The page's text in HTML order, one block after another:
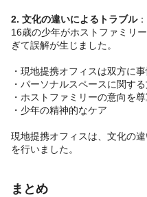
2. 文化の違いによるトラブル
16歳の少年がホストファミリ
ぎて誤解が生じました。
・現地提携オフィスは双方に
・パーソナルスペースに関す
・ホストファミリーの意向を
・少年の精神的なケア
現地提携オフィスは、文化の
を行いました。
まとめ